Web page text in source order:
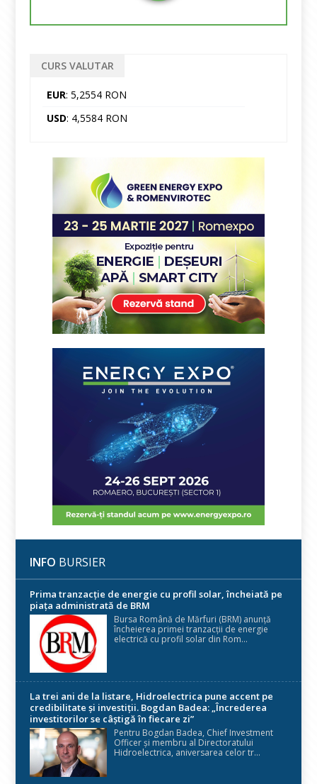
CURS VALUTAR
EUR: 5,2554 RON
USD: 4,5584 RON
INFO BURSIER
Prima tranzacție de energie cu profil solar, încheiată pe
piața administrată de BRM
Bursa Română de Mărfuri (BRM) anunță
încheierea primei tranzacții de energie
electrică cu profil solar din Rom...
La trei ani de la listare, Hidroelectrica pune accent pe
credibilitate și investiții. Bogdan Badea: „Încrederea
investitorilor se câștigă în fiecare zi”
Pentru Bogdan Badea, Chief Investment
Officer și membru al Directoratului
Hidroelectrica, aniversarea celor tr...